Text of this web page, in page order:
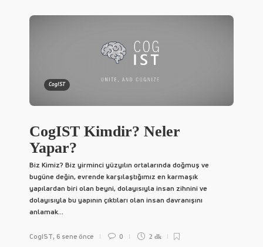
CogIST
CogIST Kimdir? Neler
Yapar?
Biz Kimiz? Biz yirminci yüzyılın ortalarında doğmuş ve
bugüne değin, evrende karşılaştığımız en karmaşık
yapılardan biri olan beyni, dolayısıyla insan zihnini ve
dolayısıyla bu yapının çıktıları olan insan davranışını
anlamak...
CogIST, 6 sene önce 0 2 dk